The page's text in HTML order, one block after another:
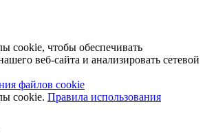
cookie, чтобы обеспечивать
веб-сайта и анализировать сетевой
файлов cookie
cookie. Правила использования